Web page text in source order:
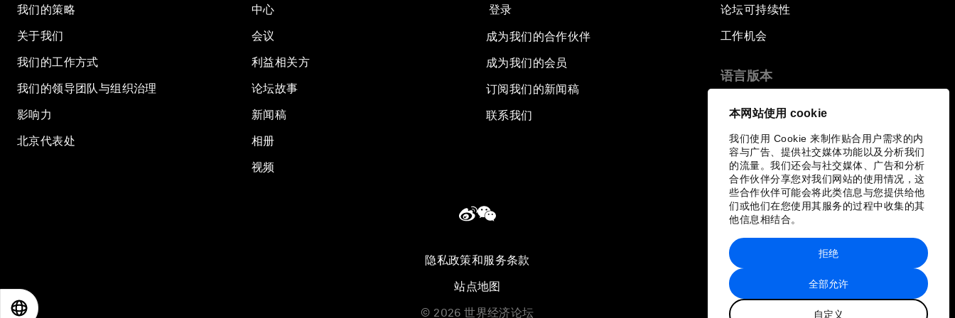
本网站使用 cookie
我们使用 Cookie 来制作贴合用户需求的内
容与广告、提供社交媒体功能以及分析我们
的流量。我们还会与社交媒体、广告和分析
合作伙伴分享您对我们网站的使用情况，这
些合作伙伴可能会将此类信息与您提供给他
们或他们在您使用其服务的过程中收集的其
他信息相结合。
全部允许
自定义
拒绝
我们的策略
关于我们
我们的工作方式
我们的领导团队与组织治理
影响力
北京代表处
中心
会议
利益相关方
论坛故事
新闻稿
相册
视频
登录
成为我们的合作伙伴
成为我们的会员
订阅我们的新闻稿
联系我们
论坛可持续性
工作机会
语言版本
隐私政策和服务条款
站点地图
© 2026 世界经济论坛